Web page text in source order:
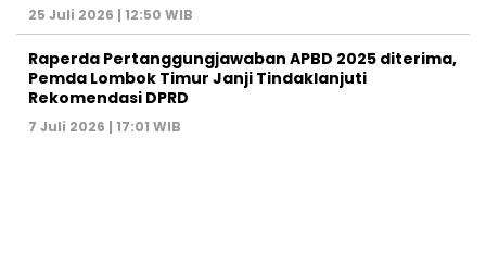
25 Juli 2026 | 12:50 WIB
Raperda Pertanggungjawaban APBD 2025 diterima,
Pemda Lombok Timur Janji Tindaklanjuti
Rekomendasi DPRD
7 Juli 2026 | 17:01 WIB